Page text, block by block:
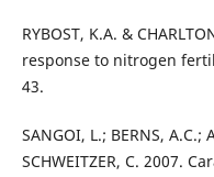
RYBOST, K.A. &
response to nitrogen
43.
SANGOI, L.; BERNS, A.C.;
SCHWEITZER, C. 2007.